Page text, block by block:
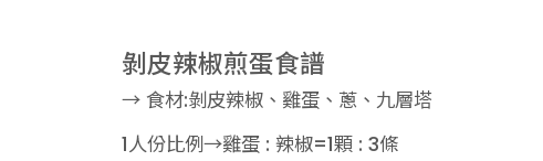
剝皮辣椒煎蛋食譜
→ 食材:剝皮辣椒、雞蛋、蔥、九層塔
1人份比例→雞蛋 : 辣椒=1顆 : 3條